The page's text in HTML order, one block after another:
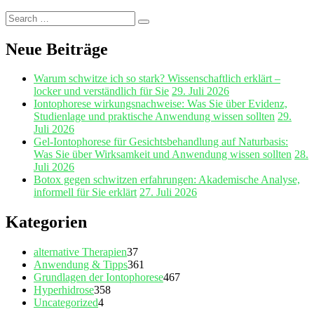
Search
for:
Search
Neue Beiträge
Warum schwitze ich so stark? Wissenschaftlich erklärt –
locker und verständlich für Sie 29. Juli 2026
Iontophorese wirkungsnachweise: Was Sie über Evidenz,
Studienlage und praktische Anwendung wissen sollten 29.
Juli 2026
Gel‑Iontophorese für Gesichtsbehandlung auf Naturbasis:
Was Sie über Wirksamkeit und Anwendung wissen sollten 28.
Juli 2026
Botox gegen schwitzen erfahrungen: Akademische Analyse,
informell für Sie erklärt 27. Juli 2026
Kategorien
alternative Therapien37
Anwendung & Tipps361
Grundlagen der Iontophorese467
Hyperhidrose358
Uncategorized4